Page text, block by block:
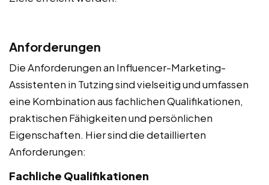
Anforderungen
Die Anforderungen an Influencer-Marketing-
Assistenten in Tutzing sind vielseitig und umfassen
eine Kombination aus fachlichen Qualifikationen,
praktischen Fähigkeiten und persönlichen
Eigenschaften. Hier sind die detaillierten
Anforderungen:
Fachliche Qualifikationen